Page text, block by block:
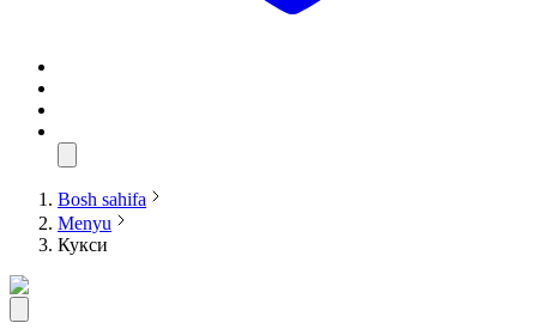
Bosh sahifa
Menyu
Кукси